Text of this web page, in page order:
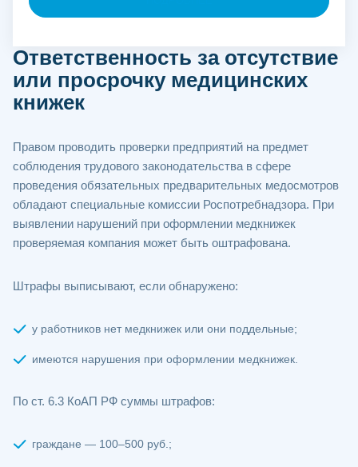
Ответственность за отсутствие
или просрочку медицинских
книжек
Правом проводить проверки предприятий на предмет
соблюдения трудового законодательства в сфере
проведения обязательных предварительных медосмотров
обладают специальные комиссии Роспотребнадзора. При
выявлении нарушений при оформлении медкнижек
проверяемая компания может быть оштрафована.
Штрафы выписывают, если обнаружено:
у работников нет медкнижек или они поддельные;
имеются нарушения при оформлении медкнижек.
По ст. 6.3 КоАП РФ суммы штрафов:
граждане — 100–500 руб.;